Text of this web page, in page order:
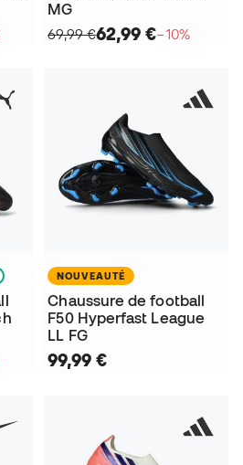
MG
69,99 €62,99 €−10%
NOUVEAUTÉ
Chaussure de football
F50 Hyperfast League
LL FG
99,99 €